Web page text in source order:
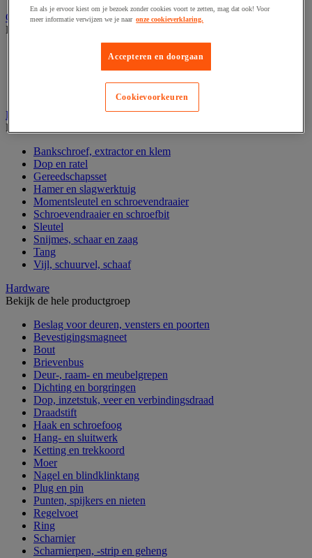
Gereedschap opbergen
Bekijk de hele productgroep
Assortimentsdoos en gereedschapkoffer
Verrijdbare werktafel
Handgereedschap
Bekijk de hele productgroep
Bankschroef, extractor en klem
Dop en ratel
Gereedschapsset
Hamer en slagwerktuig
Momentsleutel en schroevendraaier
Schroevendraaier en schroefbit
Sleutel
Snijmes, schaar en zaag
Tang
Vijl, schuurvel, schaaf
Hardware
Bekijk de hele productgroep
Beslag voor deuren, vensters en poorten
Bevestigingsmagneet
Bout
Brievenbus
Deur-, raam- en meubelgrepen
Dichting en borgringen
Dop, inzetstuk, veer en verbindingsdraad
Draadstift
Haak en schroefoog
Hang- en sluitwerk
Ketting en trekkoord
Moer
Nagel en blindklinktang
Plug en pin
Punten, spijkers en nieten
Regelvoet
Ring
Scharnier
Scharnierpen, -strip en geheng
En als je ervoor kiest om je bezoek zonder cookies voort te zetten, mag dat ook! Voor
meer informatie verwijzen we je naar onze cookieverklaring.
Accepteren en doorgaan
Cookievoorkeuren